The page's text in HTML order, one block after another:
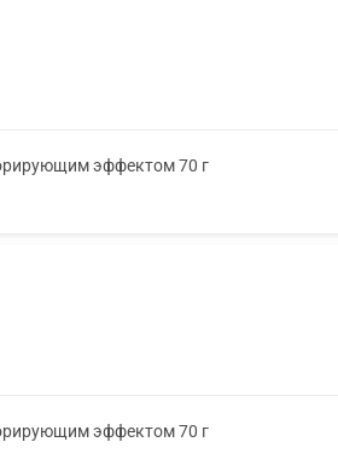
эффектом 70 г
эффектом 70 г